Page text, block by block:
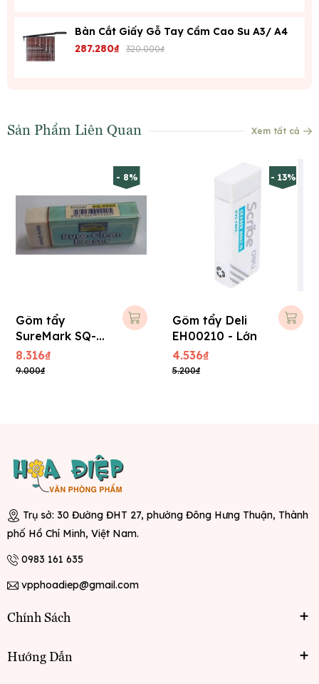
Bàn Cắt Giấy Gỗ Tay Cầm Cao Su A3/ A4
287.280₫ 320.000₫
Sản Phẩm Liên Quan Xem tất cả
- 8%
Gôm tẩy
SureMark SQ-
2220 - Lớn
8.316₫
9.000₫
- 13%
Gôm tẩy Deli
EH00210 - Lớn
4.536₫
5.200₫
Trụ sở: 30 Đường ĐHT 27, phường Đông Hưng Thuận, Thành
phố Hồ Chí Minh, Việt Nam.
0983 161 635
vpphoadiep@gmail.com
Chính Sách
Hướng Dẫn